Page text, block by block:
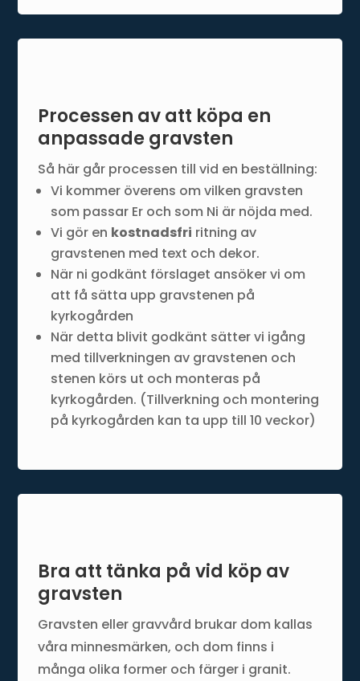
Processen av att köpa en
anpassade gravsten
Så här går processen till vid en beställning:
Vi kommer överens om vilken gravsten
som passar Er och som Ni är nöjda med.
Vi gör en kostnadsfri ritning av
gravstenen med text och dekor.
När ni godkänt förslaget ansöker vi om
att få sätta upp gravstenen på
kyrkogården
När detta blivit godkänt sätter vi igång
med tillverkningen av gravstenen och
stenen körs ut och monteras på
kyrkogården. (Tillverkning och montering
på kyrkogården kan ta upp till 10 veckor)
Bra att tänka på vid köp av
gravsten
Gravsten eller gravvård brukar dom kallas
våra minnesmärken, och dom finns i
många olika former och färger i granit.